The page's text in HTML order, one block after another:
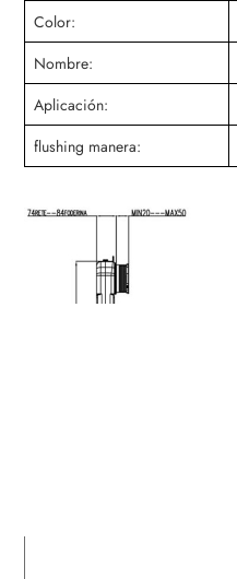
Color:
Nombre:
Aplicación:
flushing manera: